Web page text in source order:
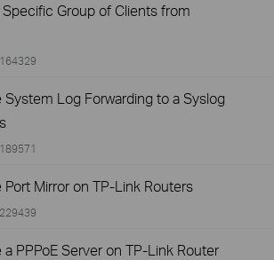
Group of Clients from
164329
Log Forwarding to a Syslog
189571
Mirror on TP-Link Routers
229439
PPPoE Server on TP-Link Router